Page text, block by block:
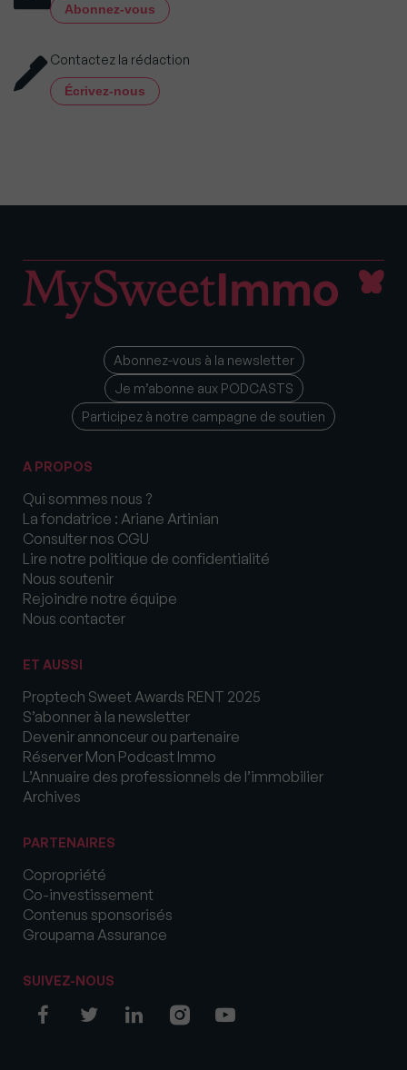
Abonnez-vous
Contactez la rédaction
Écrivez-nous
Abonnez-vous à la newsletter
Je m’abonne aux PODCASTS
Participez à notre campagne de soutien
A PROPOS
Qui sommes nous ?
La fondatrice : Ariane Artinian
Consulter nos CGU
Lire notre politique de confidentialité
Nous soutenir
Rejoindre notre équipe
Nous contacter
ET AUSSI
Proptech Sweet Awards RENT 2025
S’abonner à la newsletter
Devenir annonceur ou partenaire
Réserver Mon Podcast Immo
L’Annuaire des professionnels de l’immobilier
Archives
PARTENAIRES
Copropriété
Co-investissement
Contenus sponsorisés
Groupama Assurance
SUIVEZ-NOUS